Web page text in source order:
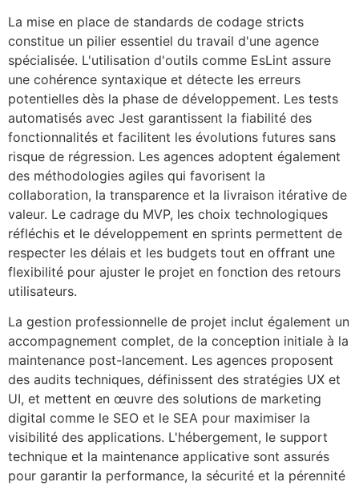
La mise en place de standards de codage stricts
constitue un pilier essentiel du travail d'une agence
spécialisée. L'utilisation d'outils comme EsLint assure
une cohérence syntaxique et détecte les erreurs
potentielles dès la phase de développement. Les tests
automatisés avec Jest garantissent la fiabilité des
fonctionnalités et facilitent les évolutions futures sans
risque de régression. Les agences adoptent également
des méthodologies agiles qui favorisent la
collaboration, la transparence et la livraison itérative de
valeur. Le cadrage du MVP, les choix technologiques
réfléchis et le développement en sprints permettent de
respecter les délais et les budgets tout en offrant une
flexibilité pour ajuster le projet en fonction des retours
utilisateurs.
La gestion professionnelle de projet inclut également un
accompagnement complet, de la conception initiale à la
maintenance post-lancement. Les agences proposent
des audits techniques, définissent des stratégies UX et
UI, et mettent en œuvre des solutions de marketing
digital comme le SEO et le SEA pour maximiser la
visibilité des applications. L'hébergement, le support
technique et la maintenance applicative sont assurés
pour garantir la performance, la sécurité et la pérennité